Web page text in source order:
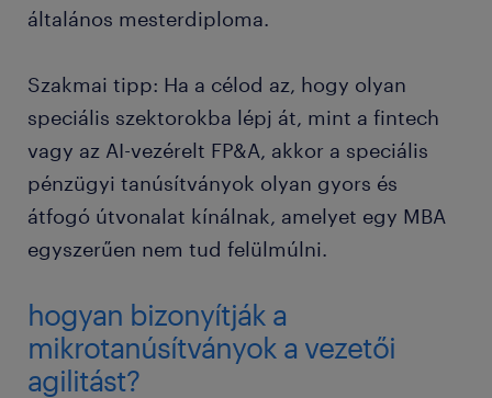
általános mesterdiploma.
Szakmai tipp: Ha a célod az, hogy olyan
speciális szektorokba lépj át, mint a fintech
vagy az AI-vezérelt FP&A, akkor a speciális
pénzügyi tanúsítványok olyan gyors és
átfogó útvonalat kínálnak, amelyet egy MBA
egyszerűen nem tud felülmúlni.
hogyan bizonyítják a
mikrotanúsítványok a vezetői
agilitást?